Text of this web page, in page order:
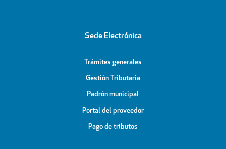
Sede Electrónica
Trámites generales
Gestión Tributaria
Padrón municipal
Portal del proveedor
Pago de tributos